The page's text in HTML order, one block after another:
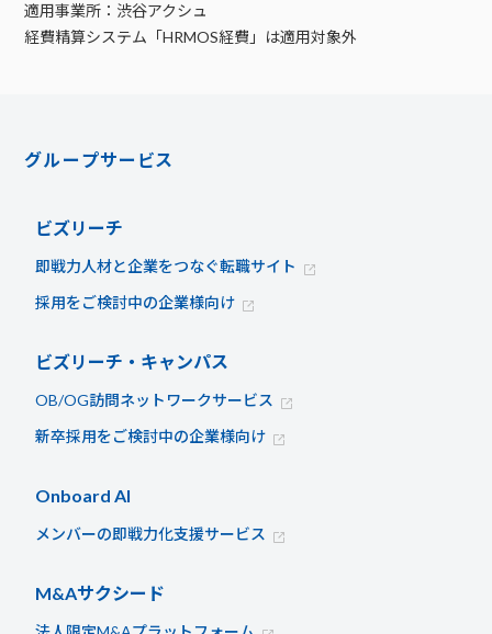
適用事業所：渋谷アクシュ
経費精算システム「HRMOS経費」は適用対象外
グループサービス
ビズリーチ
即戦力人材と企業をつなぐ転職サイト
採用をご検討中の企業様向け
ビズリーチ・キャンパス
OB/OG訪問ネットワークサービス
新卒採用をご検討中の企業様向け
Onboard AI
メンバーの即戦力化支援サービス
M&Aサクシード